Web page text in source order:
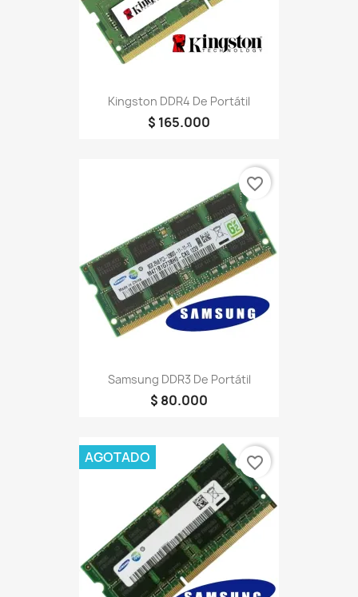
Kingston DDR4 De Portátil
$ 165.000
Samsung DDR3 De Portátil
$ 80.000
favorite_border
AGOTADO favorite_border